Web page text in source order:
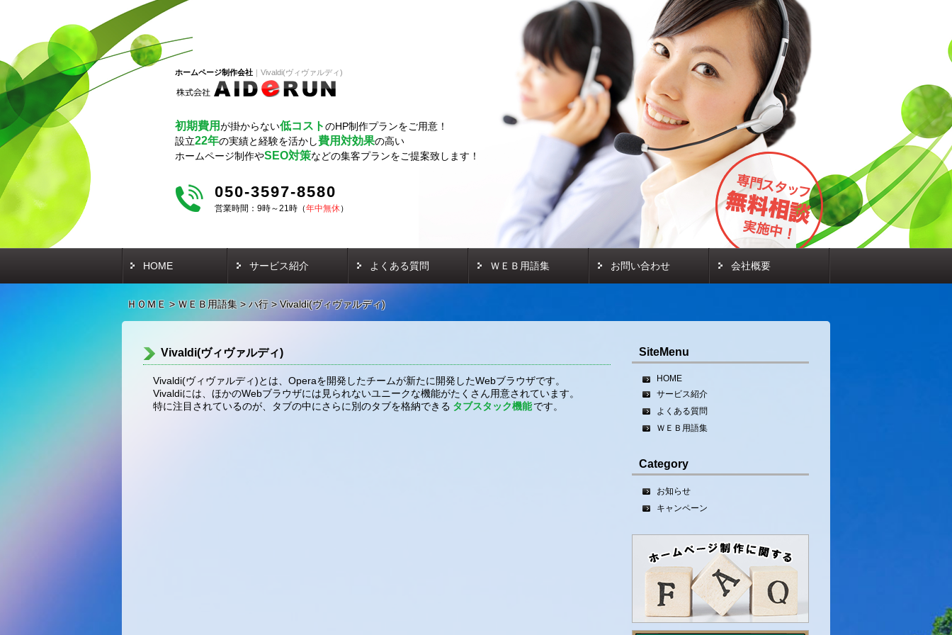
ホームページ制作会社 Vivaldi(ヴィヴァルディ)
初期費用が掛からない低コストのHP制作プランをご用意！
設立22年の実績と経験を活かし費用対効果の高い
ホームページ制作やSEO対策などの集客プランをご提案致します！
050-3597-8580
営業時間：9時～21時（年中無休）
HOME サービス紹介 よくある質問 ＷＥＢ用語集 お問い合わせ 会社概要
ＨＯＭＥ >ＷＥＢ用語集>ハ行 >Vivaldi(ヴィヴァルディ)
Vivaldi(ヴィヴァルディ)
Vivaldi(ヴィヴァルディ)とは、Operaを開発したチームが新たに開発したWebブラウザです。
Vivaldiには、ほかのWebブラウザには見られないユニークな機能がたくさん用意されています。
特に注目されているのが、タブの中にさらに別のタブを格納できる タブスタック機能 です。
SiteMenu
HOME
サービス紹介
よくある質問
ＷＥＢ用語集
Category
お知らせ
キャンペーン